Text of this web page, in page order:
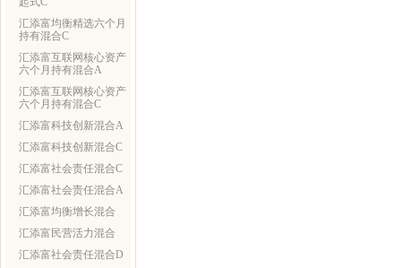
汇添富均衡精选六个月
持有混合C
汇添富互联网核心资产
六个月持有混合A
汇添富互联网核心资产
六个月持有混合C
汇添富科技创新混合A
汇添富科技创新混合C
汇添富社会责任混合C
汇添富社会责任混合A
汇添富均衡增长混合
汇添富民营活力混合
汇添富社会责任混合D